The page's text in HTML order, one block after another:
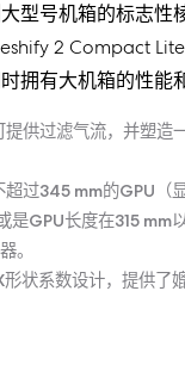
型号机箱的标志性
2 Compact
拥有大机箱的性能
提供过滤气流，并塑造
超过345 mm的GPU（
是GPU长度在315 mm
。
形状系数设计，提供了